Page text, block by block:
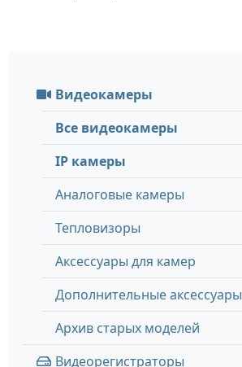
Видеокамеры
Все видеокамеры
IP камеры
Аналоговые камеры
Тепловизоры
Аксессуары для камер
Дополнительные аксессуары
Архив старых моделей
Видеорегистраторы